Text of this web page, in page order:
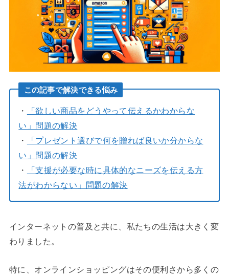
この記事で解決できる悩み
・
「欲しい商品をどうやって伝えるかわからな
い」問題の解決
・
「プレゼント選びで何を贈れば良いか分からな
い」問題の解決
・
「支援が必要な時に具体的なニーズを伝える方
法がわからない」問題の解決
インターネットの普及と共に、私たちの生活は大きく変
わりました。
特に、オンラインショッピングはその便利さから多くの